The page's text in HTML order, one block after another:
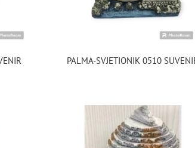
PALMA-SVJETIONIK 0510